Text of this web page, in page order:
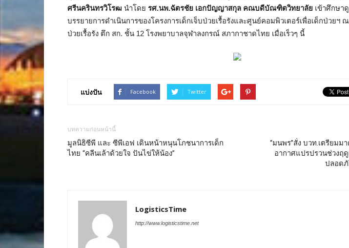
ศรีนครินทรวิโรฒ นำโดย รศ.นพ.ฉัตรชัย เอกปัญญาสกุล คณบดีบัณฑิตวิทยาลัย เข้าศึกษา
บรรยายการดำเนินการของโครงการเด็กเจ็บป่วยเรื้อรังและศูนย์คอมพิวเตอร์เพื่อเด็กป่วยฯ ณ
ป่วยเรื้อรัง ตึก สก. ชั้น 12 โรงพยาบาลจุฬาลงกรณ์ สภากาชาดไทย เมื่อเร็วๆ นี้
แบ่งปัน Facebook Twitter
บทความก่อนหน้านี้
มูลนิธิซีพี และ ซีพีเอฟ เดินหน้าหนุนโภชนาการเด็ก
ไทย “คลีนเล้าด้วยใจ ปันไข่ให้น้อง”
“มนพร”สั่ง บวท.เตรียมม
อากาศแปรปรวนช่วงฤ
ปลอดภั
LogisticsTime
http://www.logisticstime.net